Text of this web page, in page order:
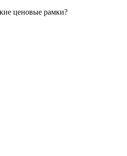
ценовые рамки?